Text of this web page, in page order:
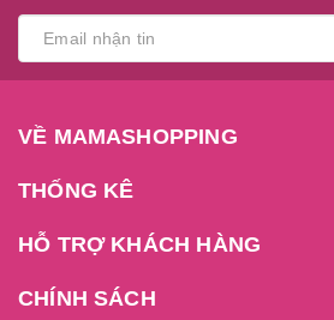
VỀ MAMASHOPPING
THỐNG KÊ
HỖ TRỢ KHÁCH HÀNG
CHÍNH SÁCH